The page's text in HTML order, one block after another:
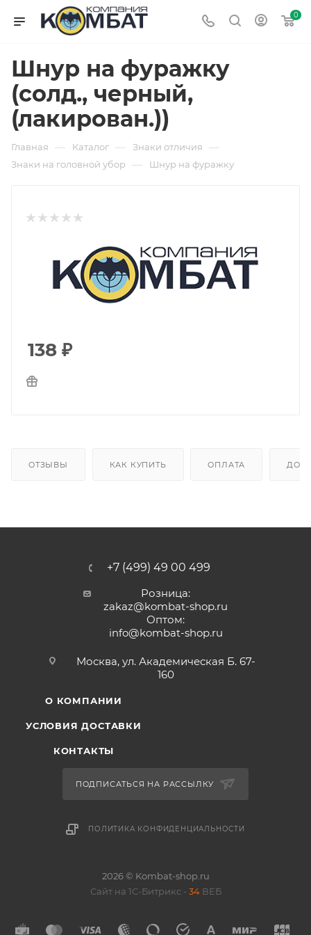
0
Шнур на фуражку
(солд., черный,
(лакирован.))
Главная — Каталог — Знаки отличия —
Знаки на головной убор — Шнур на фуражку
138 ₽
ОТЗЫВЫ КАК КУПИТЬ ОПЛАТА
+7 (499) 49 00 499
Розница:
zakaz@kombat-shop.ru
Оптом:
info@kombat-shop.ru
Москва, ул. Академическая Б. 67-
160
О КОМПАНИИ
УСЛОВИЯ ДОСТАВКИ
КОНТАКТЫ
ПОДПИСАТЬСЯ НА РАССЫЛКУ
ПОЛИТИКА КОНФИДЕНЦИАЛЬНОСТИ
2026 © Kombat-shop.ru
Сайт на 1С-Битрикс - 34 ВЕБ